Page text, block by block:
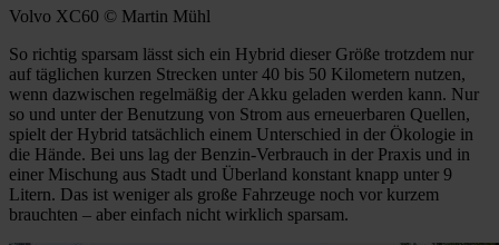
Volvo XC60 © Martin Mühl
So richtig sparsam lässt sich ein Hybrid dieser Größe trotzdem nur
auf täglichen kurzen Strecken unter 40 bis 50 Kilometern nutzen,
wenn dazwischen regelmäßig der Akku geladen werden kann. Nur
so und unter der Benutzung von Strom aus erneuerbaren Quellen,
spielt der Hybrid tatsächlich einem Unterschied in der Ökologie in
die Hände. Bei uns lag der Benzin-Verbrauch in der Praxis und in
einer Mischung aus Stadt und Überland konstant knapp unter 9
Litern. Das ist weniger als große Fahrzeuge noch vor kurzem
brauchten – aber einfach nicht wirklich sparsam.